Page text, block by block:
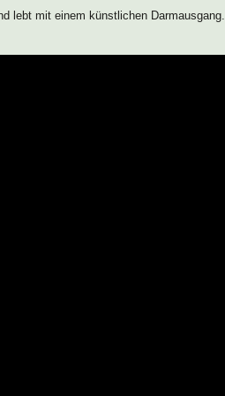
lebt mit einem künstlichen Darmausgang.